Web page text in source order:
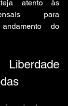
atento às
para
do